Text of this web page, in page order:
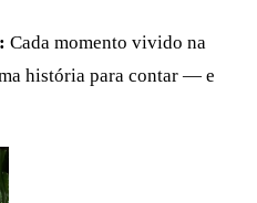
Cada momento vivido na
história para contar — e